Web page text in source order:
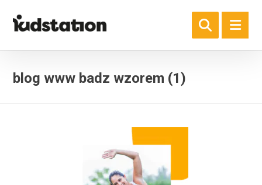
blog www badz wzorem (1)